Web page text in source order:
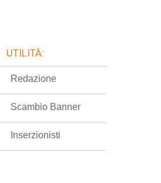
UTILITÀ:
Redazione
Scambio Banner
Inserzionisti